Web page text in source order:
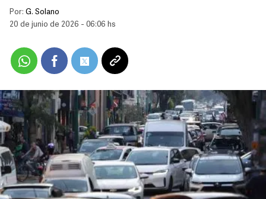
Por: G. Solano
20 de junio de 2026 - 06:06 hs